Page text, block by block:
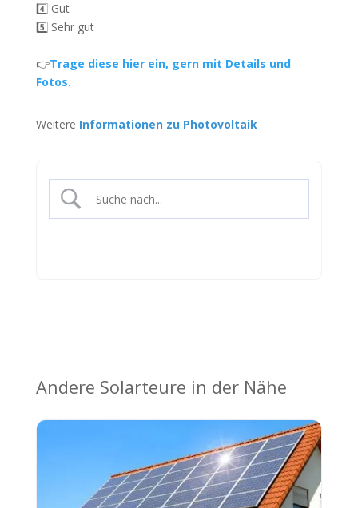
4️⃣ Gut
5️⃣ Sehr gut
👉Trage diese hier ein, gern mit Details und
Fotos.
Weitere Informationen zu Photovoltaik
Andere Solarteure in der Nähe